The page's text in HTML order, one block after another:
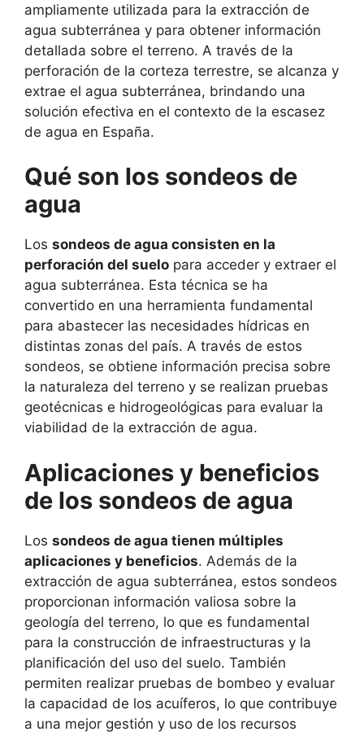
ampliamente utilizada para la extracción de
agua subterránea y para obtener información
detallada sobre el terreno. A través de la
perforación de la corteza terrestre, se alcanza y
extrae el agua subterránea, brindando una
solución efectiva en el contexto de la escasez
de agua en España.
Qué son los sondeos de
agua
Los sondeos de agua consisten en la
perforación del suelo para acceder y extraer el
agua subterránea. Esta técnica se ha
convertido en una herramienta fundamental
para abastecer las necesidades hídricas en
distintas zonas del país. A través de estos
sondeos, se obtiene información precisa sobre
la naturaleza del terreno y se realizan pruebas
geotécnicas e hidrogeológicas para evaluar la
viabilidad de la extracción de agua.
Aplicaciones y beneficios
de los sondeos de agua
Los sondeos de agua tienen múltiples
aplicaciones y beneficios. Además de la
extracción de agua subterránea, estos sondeos
proporcionan información valiosa sobre la
geología del terreno, lo que es fundamental
para la construcción de infraestructuras y la
planificación del uso del suelo. También
permiten realizar pruebas de bombeo y evaluar
la capacidad de los acuíferos, lo que contribuye
a una mejor gestión y uso de los recursos